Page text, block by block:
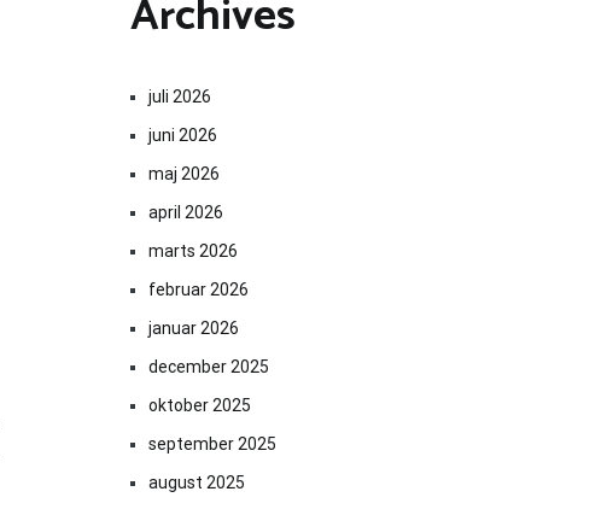
Archives
juli 2026
juni 2026
maj 2026
april 2026
marts 2026
februar 2026
januar 2026
december 2025
oktober 2025
september 2025
august 2025